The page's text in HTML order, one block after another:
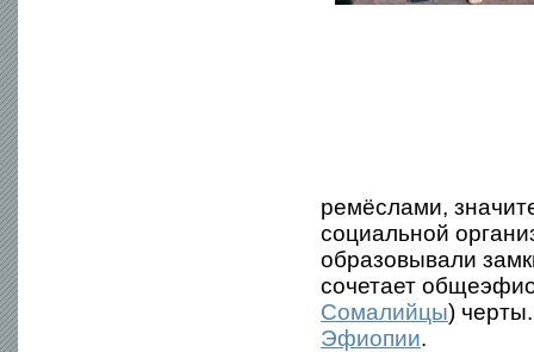
ремёслами,
социальной
образовывали
сочетает
Сомалийцы)
Эфиопии.